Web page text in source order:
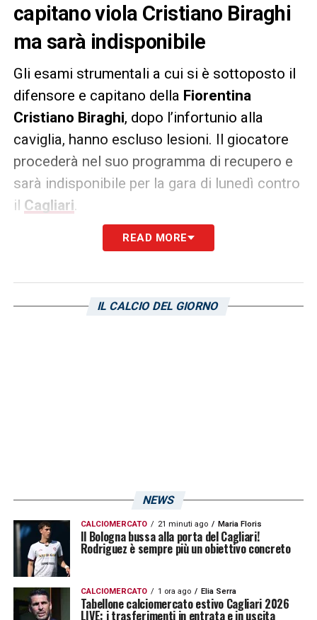
capitano viola Cristiano Biraghi
ma sarà indisponibile
Gli esami strumentali a cui si è sottoposto il
difensore e capitano della Fiorentina
Cristiano Biraghi, dopo l’infortunio alla
caviglia, hanno escluso lesioni. Il giocatore
procederà nel suo programma di recupero e
sarà indisponibile per la gara di lunedì contro
il Cagliari.
LA PLAYLIST DELLE NOSTRE TOP NEWS
READ MORE
IL CALCIO DEL GIORNO
NEWS
CALCIOMERCATO 21 minuti ago Maria Floris
Il Bologna bussa alla porta del Cagliari!
Rodriguez è sempre più un obiettivo concreto
CALCIOMERCATO 1 ora ago Elia Serra
Tabellone calciomercato estivo Cagliari 2026
LIVE: i trasferimenti in entrata e in uscita